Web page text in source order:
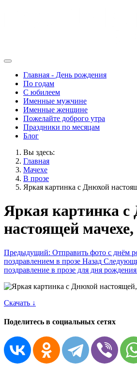
Главная - День рождения
По годам
С юбилеем
Именные мужчине
Именные женщине
Пожелайте доброго утра
Праздники по месяцам
Блог
Вы здесь:
Главная
Мачехе
В прозе
Яркая картинка с Днюхой
Яркая картинка с
настоящей мачехе,
Предыдущий: Отправить фото с днём
поздравлением в прозе Назад
поздравление в прозе для дня
Скачать ↓
Поделитесь в социальных сетях